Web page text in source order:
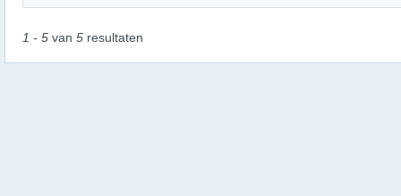
1 - 5 van 5 resultaten